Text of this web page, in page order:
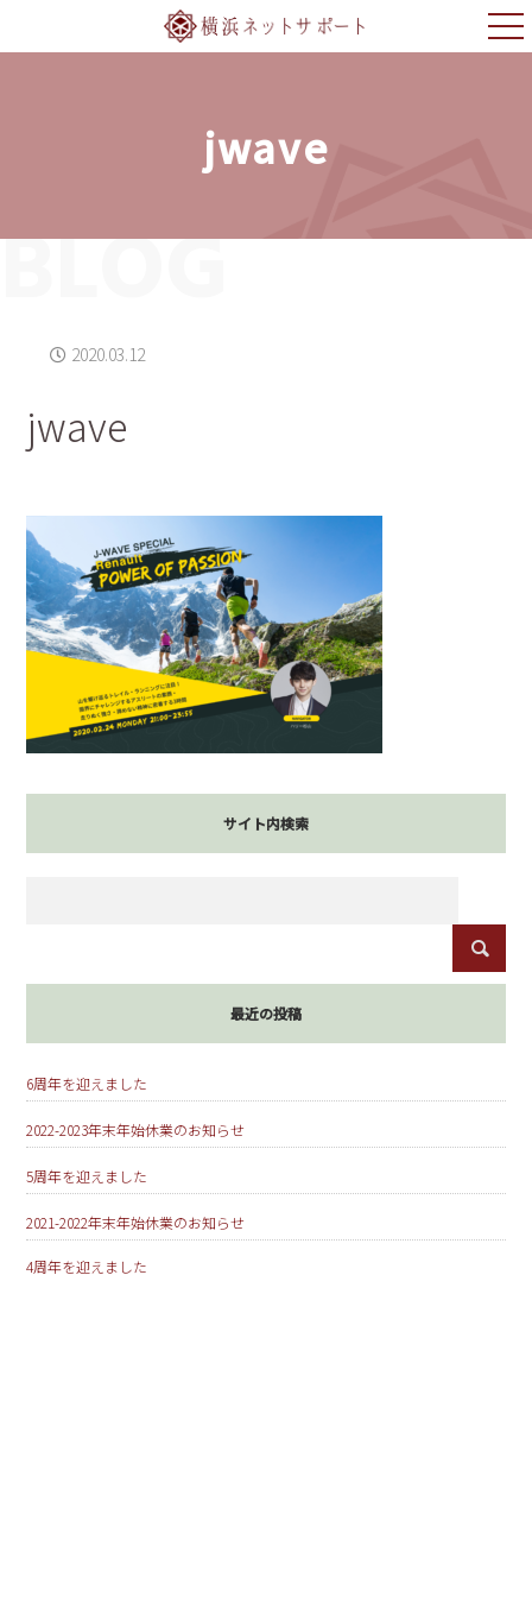
jwave
BLOG
2020.03.12
jwave
サイト内検索
最近の投稿
6周年を迎えました
2022-2023年末年始休業のお知らせ
5周年を迎えました
2021-2022年末年始休業のお知らせ
4周年を迎えました